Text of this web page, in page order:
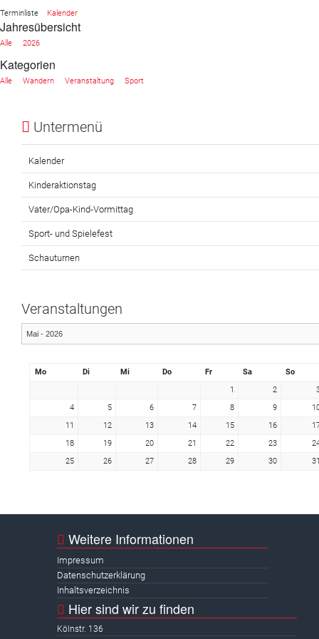
Website
Terminliste Kalender
Jahresübersicht
Alle 2026
Kategorien
Alle Wandern Veranstaltung Sport
Untermenü
Kalender
Kinderaktionstag
Vater/Opa-Kind-Vormittag
Sport- und Spielefest
Schauturnen
Veranstaltungen
Mo Di Mi Do Fr Sa
So
1
2
4
5 6 7 8 9
11
12 13 14 15 16
18
19 20 21 22 23
25
26 27 28 29 30
Weitere Informationen
Impressum
Datenschutzerklärung
Inhaltsverzeichnis
Hier sind wir zu finden
Kölnstr. 136